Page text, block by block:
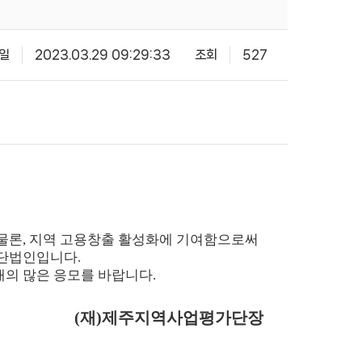
2023.03.29 09:29:33 조회 527
론, 지역 고용창출 활성화에 기여함으로써
법인입니다.
많은 응모를 바랍니다.
(재)제주지역사업평가단장